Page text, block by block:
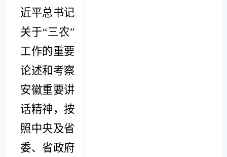
近平总书记
关于“三农”
工作的重要
论述和考察
安徽重要讲
话精神，按
照中央及省
委、省政府